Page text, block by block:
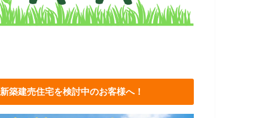
新築建売住宅を検討中のお客様へ！